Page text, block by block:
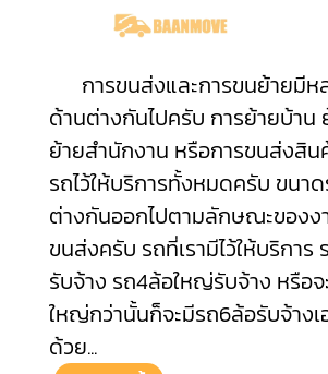
การขนส่งและการขนย้ายมีห
ด้านต่างกันไปครับ การย้ายบ้าน
ย้ายสำนักงาน หรือการขนส่งสิน
รถไว้ให้บริการทั้งหมดครับ ขนา
ต่างกันออกไปตามลักษณะของง
ขนส่งครับ รถที่เรามีไว้ให้บริการ
รับจ้าง รถ4ล้อใหญ่รับจ้าง หรือจ
ใหญ่กว่านั้นก็จะมีรถ6ล้อรับจ้างเ
ด้วย...